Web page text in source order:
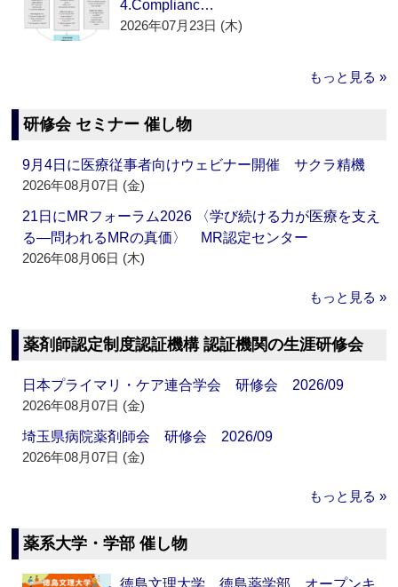
4.Complianc…
2026年07月23日 (木)
もっと見る »
研修会 セミナー 催し物
9月4日に医療従事者向けウェビナー開催 サクラ精機
2026年08月07日 (金)
21日にMRフォーラム2026 〈学び続ける力が医療を支え
る―問われるMRの真価〉 MR認定センター
2026年08月06日 (木)
もっと見る »
薬剤師認定制度認証機構 認証機関の生涯研修会
日本プライマリ・ケア連合学会 研修会 2026/09
2026年08月07日 (金)
埼玉県病院薬剤師会 研修会 2026/09
2026年08月07日 (金)
もっと見る »
薬系大学・学部 催し物